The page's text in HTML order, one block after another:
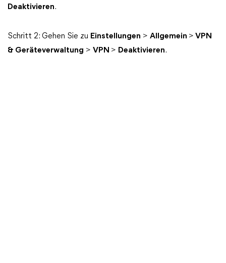
Deaktivieren.
Schritt 2: Gehen Sie zu Einstellungen > Allgemein > VPN
& Geräteverwaltung > VPN > Deaktivieren.